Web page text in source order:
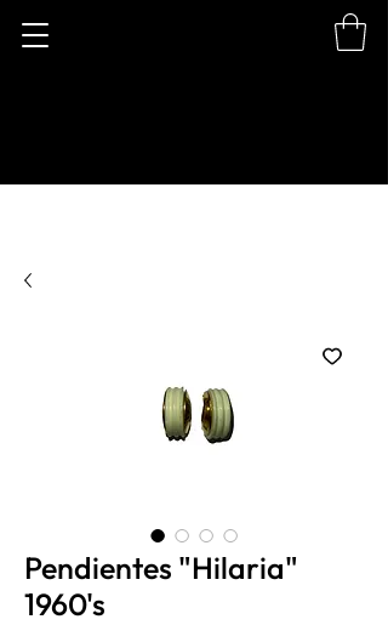
Pendientes "Hilaria"
1960's